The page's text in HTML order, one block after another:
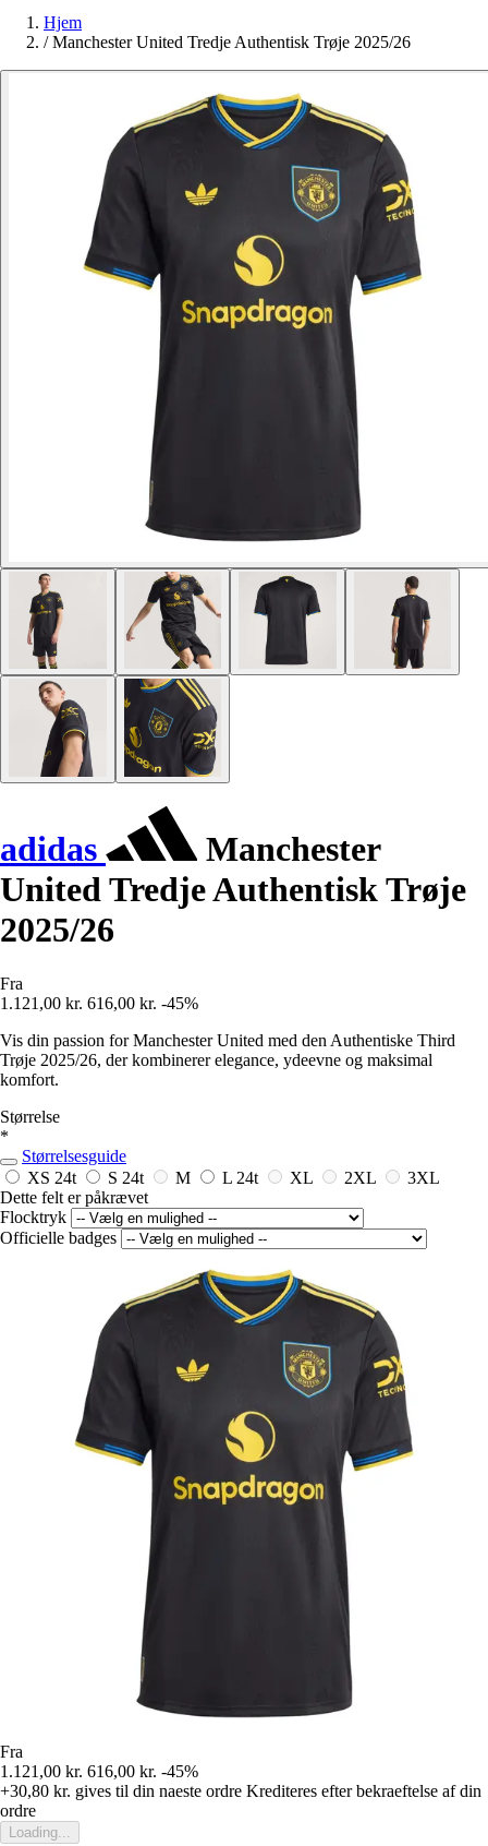
Hjem
/ Manchester United Tredje Authentisk Trøje 2025/26
adidas
Manchester
United Tredje Authentisk Trøje
2025/26
Fra
1.121,00 kr. 616,00 kr. -45%
Vis din passion for Manchester United med den Authentiske Third
Trøje 2025/26, der kombinerer elegance, ydeevne og maksimal
komfort.
Størrelse
*
Størrelsesguide
XS 24t S 24t M L 24t XL 2XL
3XL
Dette felt er påkrævet
Flocktryk
Officielle badges
Fra
1.121,00 kr. 616,00 kr. -45%
+30,80 kr. gives til din naeste ordre Krediteres efter bekraeftelse af din
ordre
Loading...